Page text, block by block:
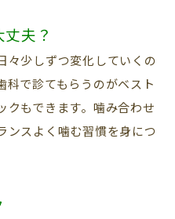
夫？
々少しずつ変化していくの
科で診てもらうのがベスト
クもできます。噛み合わせ
ンスよく噛む習慣を身につ